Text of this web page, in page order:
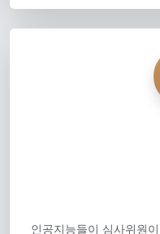
인공지능들이 심사위원